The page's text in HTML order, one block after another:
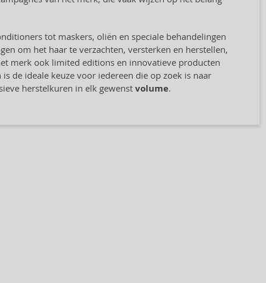
tot maskers, oliën en speciale behandelingen
om het haar te verzachten, versterken en herstellen,
merk ook limited editions en innovatieve producten
is de ideale keuze voor iedereen die op zoek is naar
herstelkuren in elk gewenst volume.